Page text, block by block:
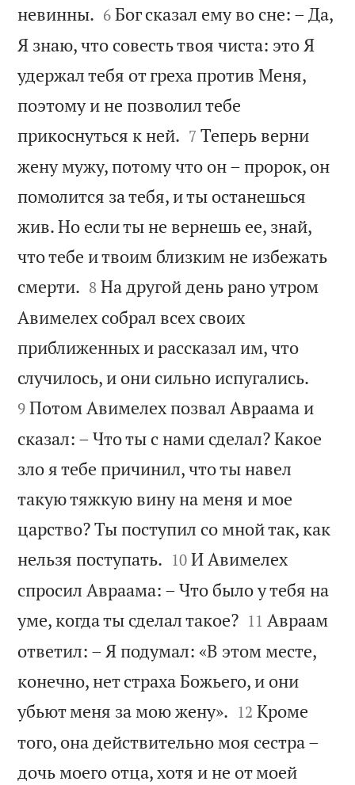
невинны. 

6 Бог сказал ему во сне: – Да,
Я знаю, что совесть твоя чиста: это Я
удержал тебя от греха против Меня,
поэтому и не позволил тебе
прикоснуться к ней. 

7 Теперь верни
жену мужу, потому что он – пророк, он
помолится за тебя, и ты останешься
жив. Но если ты не вернешь ее, знай,
что тебе и твоим близким не избежать
смерти. 

8 На другой день рано утром
Авимелех собрал всех своих
приближенных и рассказал им, что
случилось, и они сильно испугались.
9 Потом Авимелех позвал Авраама и
сказал: – Что ты с нами сделал? Какое
зло я тебе причинил, что ты навел
такую тяжкую вину на меня и мое
царство? Ты поступил со мной так, как
нельзя поступать. 

10 И Авимелех
спросил Авраама: – Что было у тебя на
уме, когда ты сделал такое?
11 Авраам
ответил: – Я подумал: «В этом месте,
конечно, нет страха Божьего, и они
убьют меня за мою жену». 

12 Кроме
того, она действительно моя сестра –
дочь моего отца, хотя и не от моей